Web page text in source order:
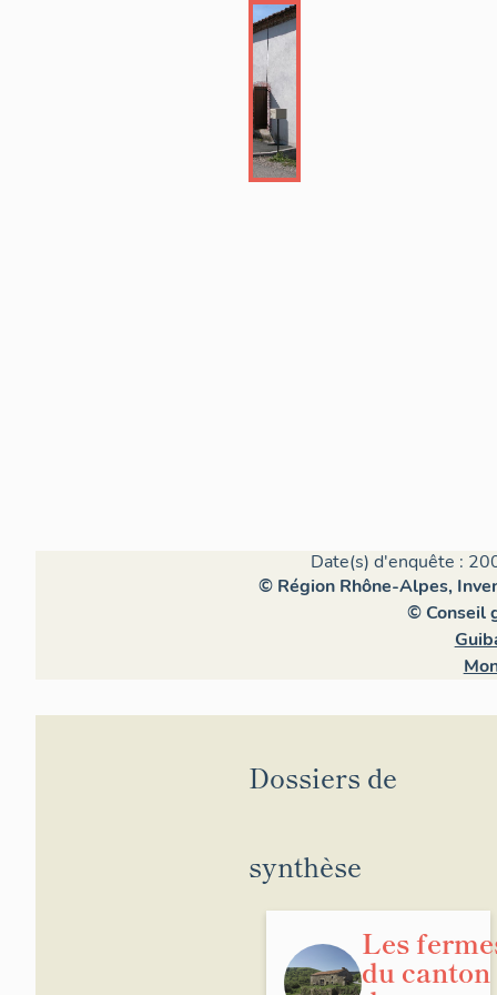
Date(s) d'enquête :
© Région Rhône-Alpes,
© Conseil
Dossiers de
synthèse
Les
du canton